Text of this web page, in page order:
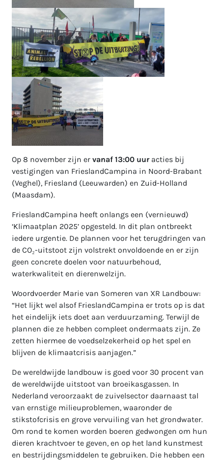
Op 8 november zijn er vanaf 13:00 uuracties bij
vestigingen van FrieslandCampina in Noord-Brabant
(Veghel), Friesland (Leeuwarden) en Zuid-Holland
(Maasdam).
FrieslandCampina heeft onlangs een (vernieuwd)
‘Klimaatplan 2025’ opgesteld. In dit plan ontbreekt
iedere urgentie. De plannen voor het terugdringen van
de CO₂-uitstoot zijn volstrekt onvoldoende en er zijn
geen concrete doelen voor natuurbehoud,
waterkwaliteit en dierenwelzijn.
Woordvoerder Marie van Someren van XR Landbouw:
“Het lijkt wel alsof FrieslandCampina er trots op is dat
het eindelijk iets doet aan verduurzaming. Terwijl de
plannen die ze hebben compleet ondermaats zijn. Ze
zetten hiermee de voedselzekerheid op het spel en
blijven de klimaatcrisis aanjagen.”
De wereldwijde landbouw is goed voor 30 procent van
de wereldwijde uitstoot van broeikasgassen. In
Nederland veroorzaakt de zuivelsector daarnaast tal
van ernstige milieuproblemen, waaronder de
stikstofcrisis en grove vervuiling van het grondwater.
Om rond te komen worden boeren gedwongen om hun
dieren krachtvoer te geven, en op het land kunstmest
en bestrijdingsmiddelen te gebruiken. Die hebben een